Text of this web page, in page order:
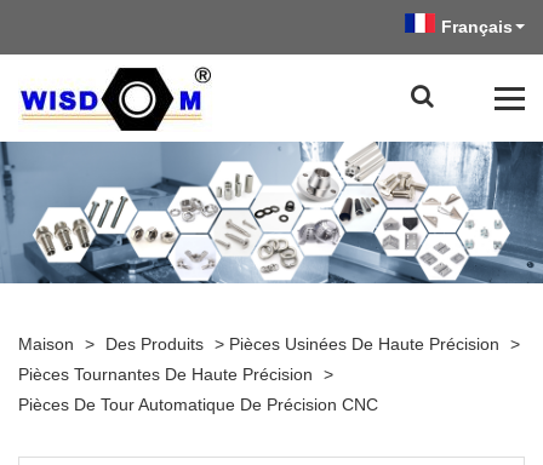
Français
Maison > Des Produits > Pièces Usinées De Haute Précision
>
Pièces Tournantes De Haute Précision
>
Pièces De Tour Automatique De Précision CNC